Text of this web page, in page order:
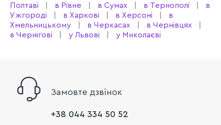
Полтаві
в Рівне в Сумах в Тернополі
в
Ужгороді
в Харкові в Херсоні
в
Хмельницькому
в Черкасах
в Чернівцях
в Чернігові
у Львові у Миколаєві
Замовте дзвінок
+38 044 334 50 52